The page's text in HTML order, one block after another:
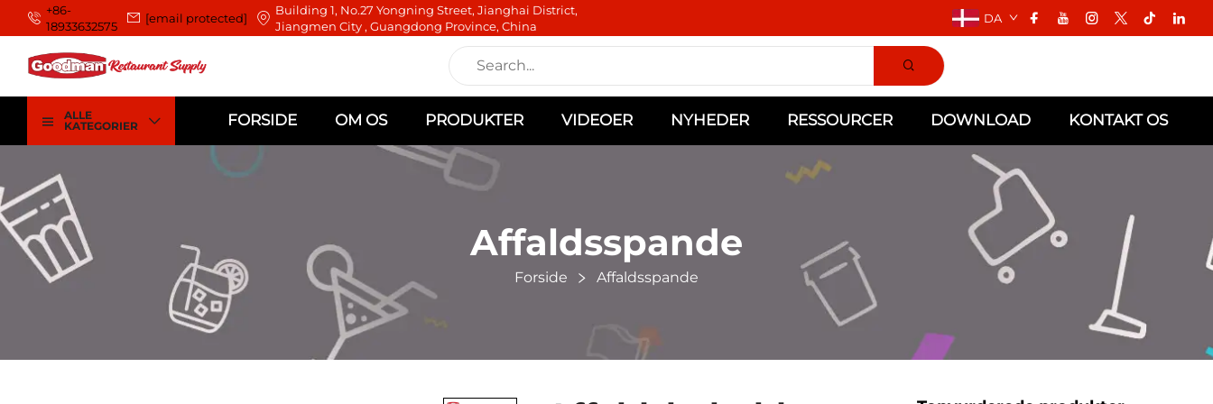
+86-
18933632575
[email protected]
Building 1, No.27 Yongning Street, Jianghai District,
Jiangmen City , Guangdong Province, China
DA
ALLE
KATEGORIER
FORSIDE OM OS PRODUKTER VIDEOER NYHEDER RESSOURCER DOWNLOAD KONTAKT OS
Affaldsspande
Forside Affaldsspande